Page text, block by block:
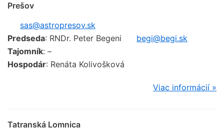
Prešov
sas@astropresov.sk
Predseda: RNDr. Peter Begeni
begi@begi.sk
Tajomník: –
Hospodár: Renáta Kolivošková
Viac informácií »
Tatranská Lomnica